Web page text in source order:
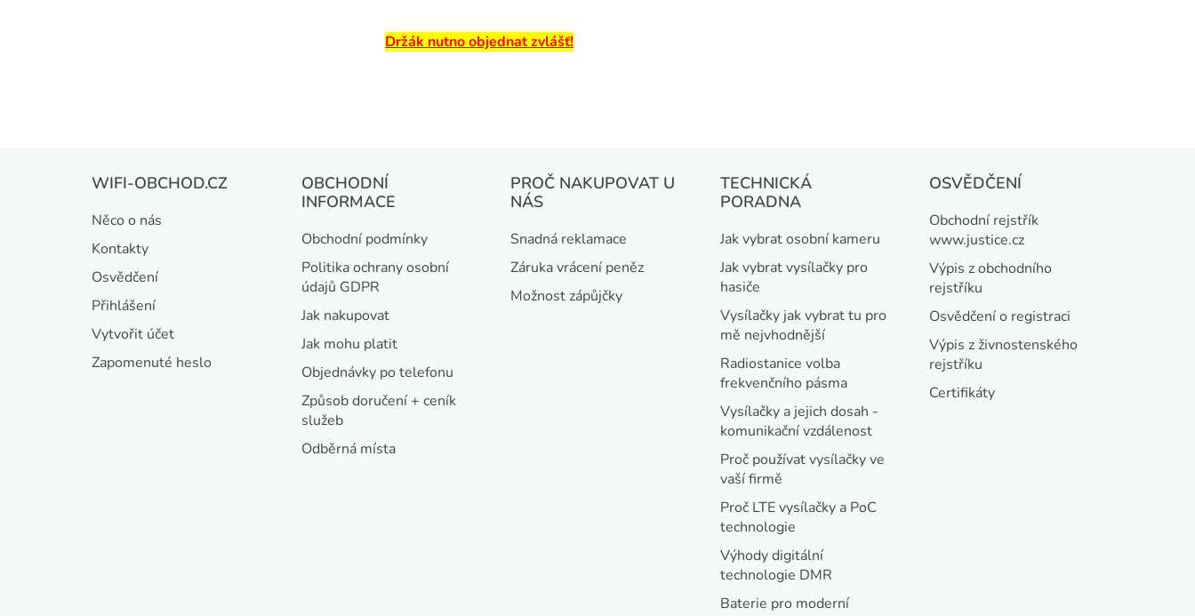
Držák nutno objednat zvlášť!
WIFI-OBCHOD.CZ
Něco o nás
Kontakty
Osvědčení
Přihlášení
Vytvořit účet
Zapomenuté heslo
OBCHODNÍ
INFORMACE
Obchodní podmínky
Politika ochrany osobní
údajů GDPR
Jak nakupovat
Jak mohu platit
Objednávky po telefonu
Způsob doručení + ceník
služeb
Odběrná místa
PROČ NAKUPOVAT U
NÁS
Snadná reklamace
Záruka vrácení peněz
Možnost zápůjčky
TECHNICKÁ
PORADNA
Jak vybrat osobní kameru
Jak vybrat vysílačky pro
hasiče
Vysílačky jak vybrat tu pro
mě nejvhodnější
Radiostanice volba
frekvenčního pásma
Vysílačky a jejich dosah -
komunikační vzdálenost
Proč používat vysílačky ve
vaší firmě
Proč LTE vysílačky a PoC
technologie
Výhody digitální
technologie DMR
Baterie pro moderní
OSVĚDČENÍ
Obchodní rejstřík
www.justice.cz
Výpis z obchodního
rejstříku
Osvědčení o registraci
Výpis z živnostenského
rejstříku
Certifikáty